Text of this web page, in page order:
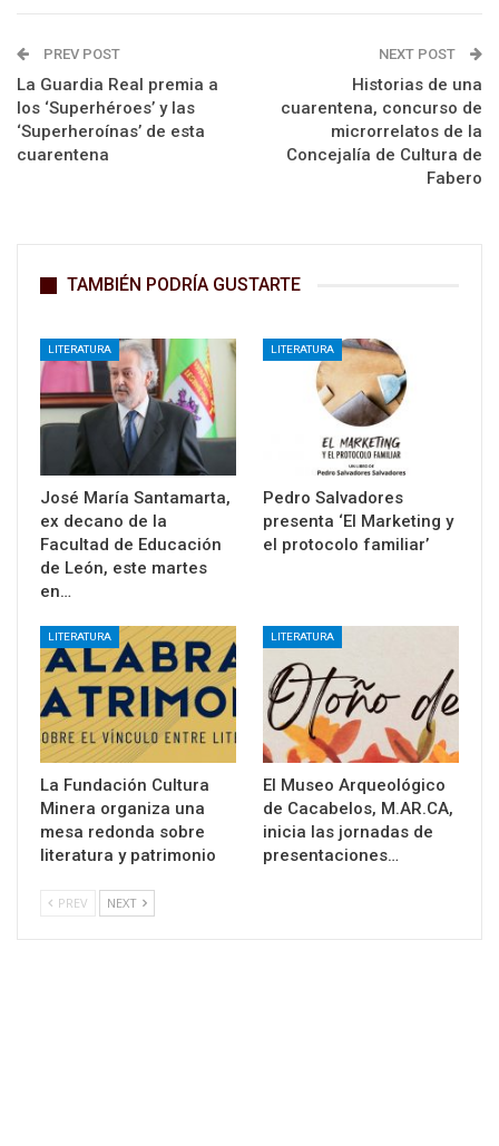
PREV POST
La Guardia Real premia a
los ‘Superhéroes’ y las
‘Superheroínas’ de esta
cuarentena
NEXT POST
Historias de una
cuarentena, concurso de
microrrelatos de la
Concejalía de Cultura de
Fabero
TAMBIÉN PODRÍA GUSTARTE
LITERATURA
José María Santamarta,
ex decano de la
Facultad de Educación
de León, este martes
en…
LITERATURA
Pedro Salvadores
presenta ‘El Marketing y
el protocolo familiar’
LITERATURA
La Fundación Cultura
Minera organiza una
mesa redonda sobre
literatura y patrimonio
LITERATURA
El Museo Arqueológico
de Cacabelos, M.AR.CA,
inicia las jornadas de
presentaciones…
PREV NEXT